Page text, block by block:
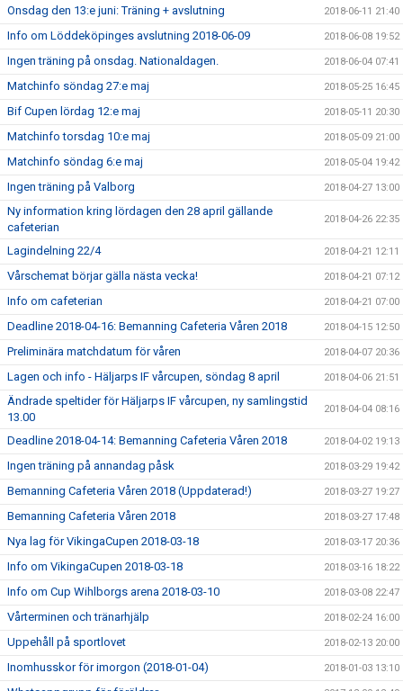
Onsdag den 13:e juni: Träning + avslutning 2018-06-11 21:40
Info om Löddeköpinges avslutning 2018-06-09 2018-06-08 19:52
Ingen träning på onsdag. Nationaldagen. 2018-06-04 07:41
Matchinfo söndag 27:e maj 2018-05-25 16:45
Bif Cupen lördag 12:e maj 2018-05-11 20:30
Matchinfo torsdag 10:e maj 2018-05-09 21:00
Matchinfo söndag 6:e maj 2018-05-04 19:42
Ingen träning på Valborg 2018-04-27 13:00
Ny information kring lördagen den 28 april gällande
cafeterian
2018-04-26 22:35
Lagindelning 22/4 2018-04-21 12:11
Vårschemat börjar gälla nästa vecka! 2018-04-21 07:12
Info om cafeterian 2018-04-21 07:00
Deadline 2018-04-16: Bemanning Cafeteria Våren 2018 2018-04-15 12:50
Preliminära matchdatum för våren 2018-04-07 20:36
Lagen och info - Häljarps IF vårcupen, söndag 8 april 2018-04-06 21:51
Ändrade speltider för Häljarps IF vårcupen, ny samlingstid
13.00
2018-04-04 08:16
Deadline 2018-04-14: Bemanning Cafeteria Våren 2018 2018-04-02 19:13
Ingen träning på annandag påsk 2018-03-29 19:42
Bemanning Cafeteria Våren 2018 (Uppdaterad!) 2018-03-27 19:27
Bemanning Cafeteria Våren 2018 2018-03-27 17:48
Nya lag för VikingaCupen 2018-03-18 2018-03-17 20:36
Info om VikingaCupen 2018-03-18 2018-03-16 18:22
Info om Cup Wihlborgs arena 2018-03-10 2018-03-08 22:47
Vårterminen och tränarhjälp 2018-02-24 16:00
Uppehåll på sportlovet 2018-02-13 20:00
Inomhusskor för imorgon (2018-01-04) 2018-01-03 13:10